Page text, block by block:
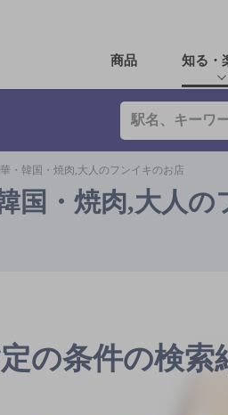
商品 知る・
・韓国・焼肉,大人のフンイキのお店
国・焼肉,大人
の条件の検索